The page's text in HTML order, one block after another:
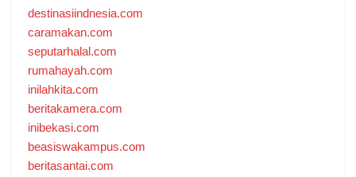
destinasiindnesia.com
caramakan.com
seputarhalal.com
rumahayah.com
inilahkita.com
beritakamera.com
inibekasi.com
beasiswakampus.com
beritasantai.com